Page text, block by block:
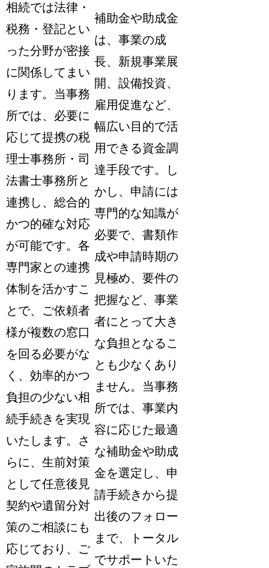
相続では法律・
税務・登記とい
った分野が密接
に関係してまい
ります。当事務
所では、必要に
応じて提携の税
理士事務所・司
法書士事務所と
連携し、総合的
かつ的確な対応
が可能です。各
専門家との連携
体制を活かすこ
とで、ご依頼者
様が複数の窓口
を回る必要がな
く、効率的かつ
負担の少ない相
続手続きを実現
いたします。さ
らに、生前対策
として任意後見
契約や遺留分対
策のご相談にも
応じており、ご
補助金や助成金
は、事業の成
長、新規事業展
開、設備投資、
雇用促進など、
幅広い目的で活
用できる資金調
達手段です。し
かし、申請には
専門的な知識が
必要で、書類作
成や申請時期の
見極め、要件の
把握など、事業
者にとって大き
な負担となるこ
とも少なくあり
ません。当事務
所では、事業内
容に応じた最適
な補助金や助成
金を選定し、申
請手続きから提
出後のフォロー
まで、トータル
でサポートいた